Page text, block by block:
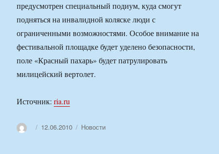
предусмотрен специальный подиум, куда смогут
подняться на инвалидной коляске люди с
ограниченными возможностями. Особое внимание на
фестивальной площадке будет уделено безопасности,
поле «Красный пахарь» будет патрулировать
милицейский вертолет.
Источник:ria.ru
АвторОпубликовано
12.06.2010 Рубрики
Новости